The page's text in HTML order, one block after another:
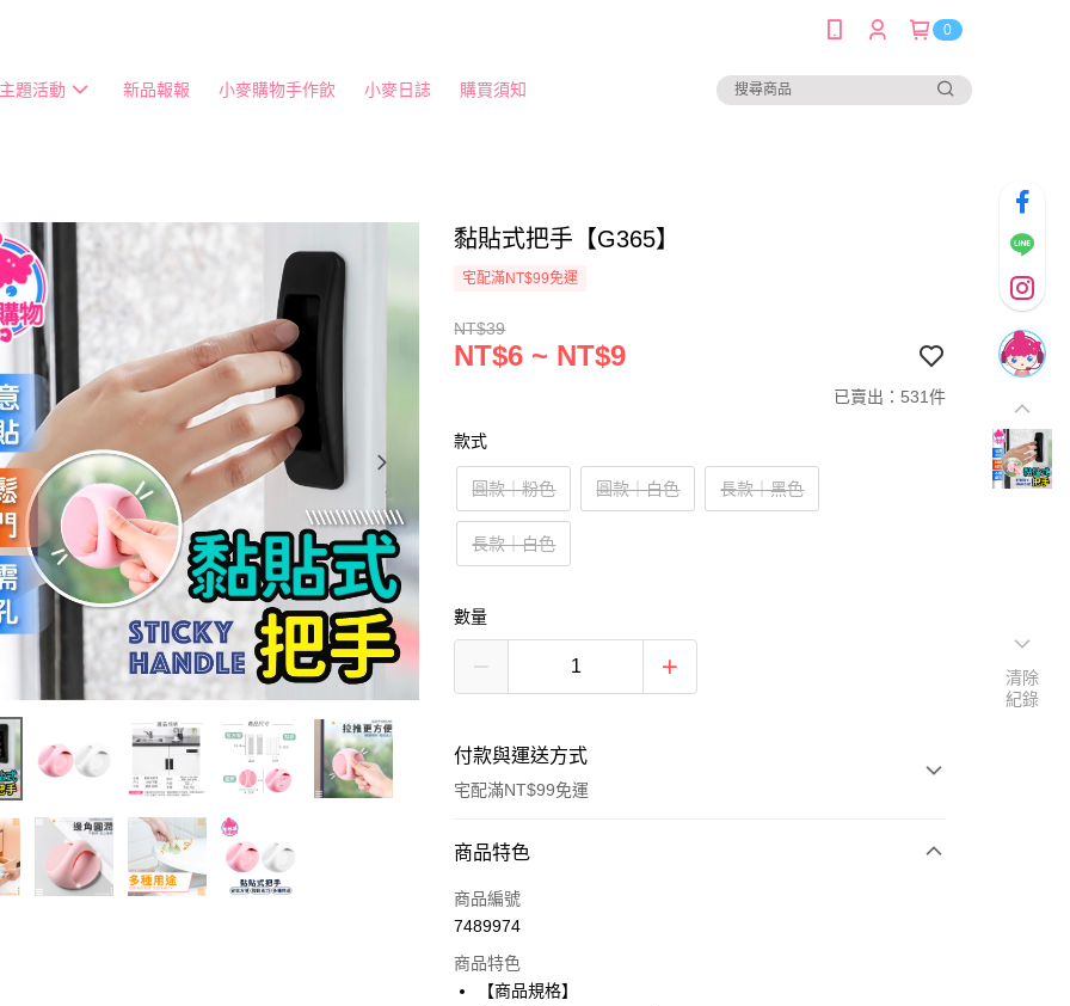
0
題活動 新品報報 小麥購物手作飲 小麥日誌 購買須知
黏貼式把手【G365】
宅配滿NT$99免運
NT$39
NT$6 ~ NT$9
已賣出：531件
款式
圓款｜粉色 圓款｜白色 長款｜黑色
長款｜白色
數量
付款與運送方式
宅配滿NT$99免運
付款方式
信用卡一次付款
3 期 0 利率 每期
商品特色
商品編號
7489974
商品特色
【商品規格】
清除
紀錄